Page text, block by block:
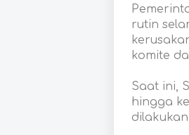
rutin
komite
Saat ini,
hingga